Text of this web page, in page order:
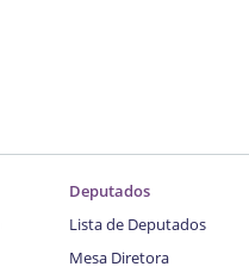
Deputados
Lista de Deputados
Mesa Diretora